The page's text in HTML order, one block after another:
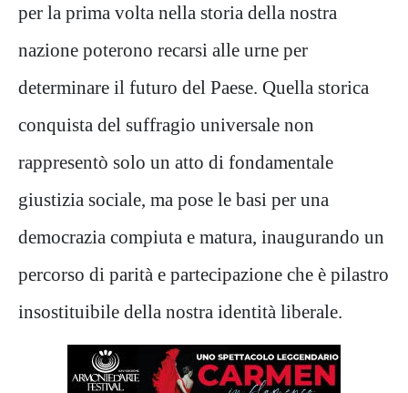
per la prima volta nella storia della nostra
nazione poterono recarsi alle urne per
determinare il futuro del Paese. Quella storica
conquista del suffragio universale non
rappresentò solo un atto di fondamentale
giustizia sociale, ma pose le basi per una
democrazia compiuta e matura, inaugurando un
percorso di parità e partecipazione che è pilastro
insostituibile della nostra identità liberale.